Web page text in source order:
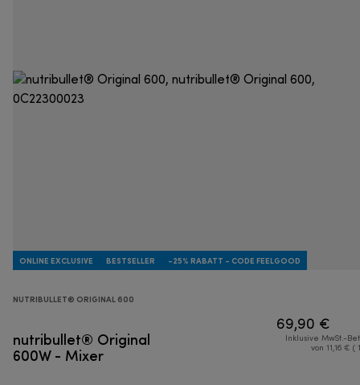
ONLINE EXCLUSIVE BESTSELLER -25% RABATT - CODE FEELGOOD
NUTRIBULLET® ORIGINAL 600
nutribullet® Original
600W - Mixer
69,90 €
Inklusive MwSt.-
von 11,16 € (